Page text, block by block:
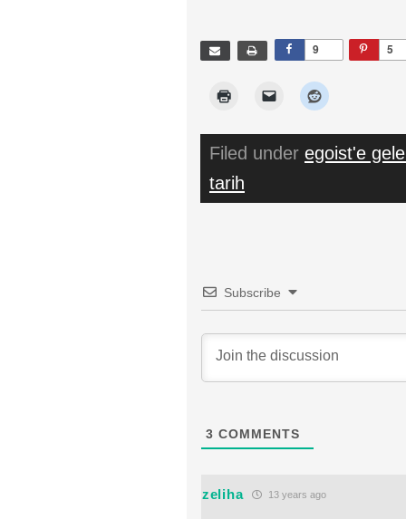
9 5
Filed under egoist'e
tarih
Subscribe
3 COMMENTS
zeliha 13 years ago